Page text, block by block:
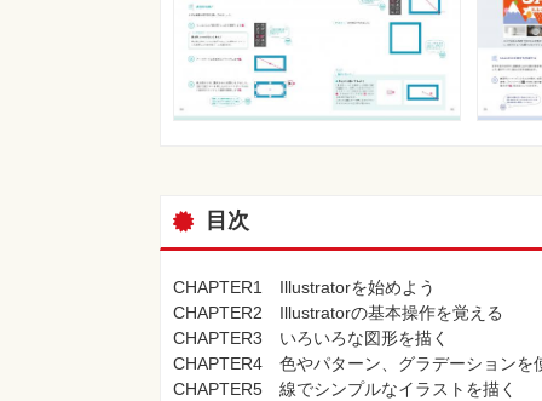
目次
CHAPTER1 Illustratorを始めよう
CHAPTER2 Illustratorの基本操作を覚える
CHAPTER3 いろいろな図形を描く
CHAPTER4 色やパターン、グラデーションを
CHAPTER5 線でシンプルなイラストを描く